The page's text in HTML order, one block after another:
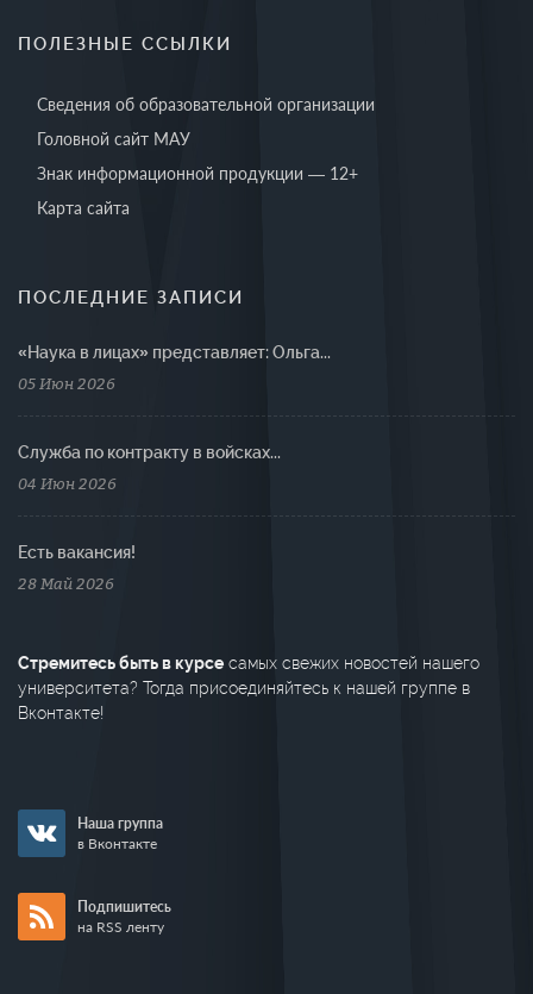
ПОЛЕЗНЫЕ ССЫЛКИ
Сведения об образовательной организации
Головной сайт МАУ
Знак информационной продукции — 12+
Карта сайта
ПОСЛЕДНИЕ ЗАПИСИ
«Наука в лицах» представляет: Ольга...
05 Июн 2026
Cлужба по контракту в войсках...
04 Июн 2026
Есть вакансия!
28 Май 2026
Стремитесь быть в курсе самых свежих новостей нашего
университета? Тогда присоединяйтесь к нашей группе в
Вконтакте!
Наша группа
в Вконтакте
Подпишитесь
на RSS ленту